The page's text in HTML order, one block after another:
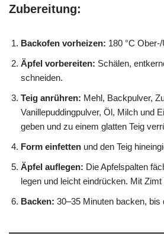
Zubereitung:
Backofen vorheizen: 180 °C
Äpfel vorbereiten: Schälen,
schneiden.
Teig anrühren: Mehl, Backpulver,
Vanillepuddingpulver, Öl, Milch und
geben und zu einem glatten Teig
Form einfetten und den Teig
Äpfel auflegen: Die Apfelspalten
legen und leicht eindrücken. Mit Zimt
Backen: 30–35 Minuten backen, bis